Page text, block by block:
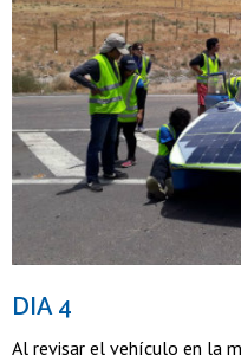
DIA 4
Al revisar el vehículo en la